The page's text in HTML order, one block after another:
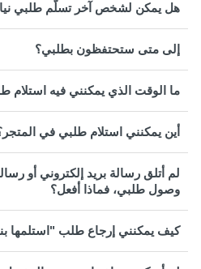
هل يمكن لشخص آخر تسلُّم طلبي
إلى متى ستحتفظون بطلبي؟
ما الوقت الذي يمكنني فيه استلام
أين يمكنني استلام طلبي في
لم أتلق رسالة بريد إلكتروني أو
وصول طلبي، فماذا أفعل؟
كيف يمكنني إرجاع طلب "استلمها